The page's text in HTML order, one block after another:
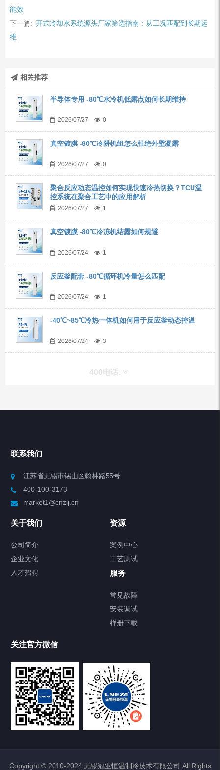
能效
下一篇: 开式冷却水系统源头厂家筛选指南：从工况匹配到长期运
维
相关推荐
半导体专用 -80℃水冷机低露点如何长期维持
2026/07/27 0
真空镀膜 -80℃冷阱机组怎么杜绝外壁凝露
2026/07/27 0
聚合反应动态温控如何实现快速冷热切换？TCU温
控系统在聚合工艺中的应用解析
2026/07/27 1
真空镀膜 -80℃冷冻机结露如何规避
2026/07/24 1
反应釜配套 -80℃循环机冷量怎么匹配
2026/07/24 1
-40℃~85℃冷热一体机如何用于反应釜动态控温
2026/07/24 3
400电话:
产品分类
制冷加热动态控温系统
Chiller气体控温系统
Chamber试验箱
TCU温度控制单元
VOCs冷凝回收装置
联系我们
江苏省无锡市锡山区翰林路55号
400-100-3173
market1@cnzlj.cn
关于我们
公司简介
企业文化
人才招聘
资源
案例中心
工艺测试
服务
常见故障
安装调试
样册下载
关注官方微信
Copyright © 2010-2024 无锡冠亚恒温制冷技术有限公司 All Rights